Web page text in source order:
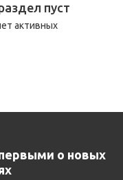
пуст
активных
о новых